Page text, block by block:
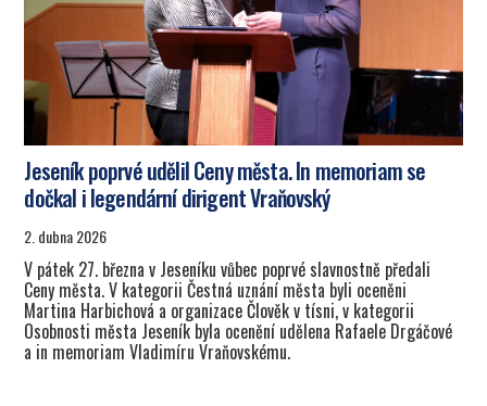
Jeseník poprvé udělil Ceny města. In memoriam se
dočkal i legendární dirigent Vraňovský
2. dubna 2026
V pátek 27. března v Jeseníku vůbec poprvé slavnostně předali
Ceny města. V kategorii Čestná uznání města byli oceněni
Martina Harbichová a organizace Člověk v tísni, v kategorii
Osobnosti města Jeseník byla ocenění udělena Rafaele Drgáčové
a in memoriam Vladimíru Vraňovskému.